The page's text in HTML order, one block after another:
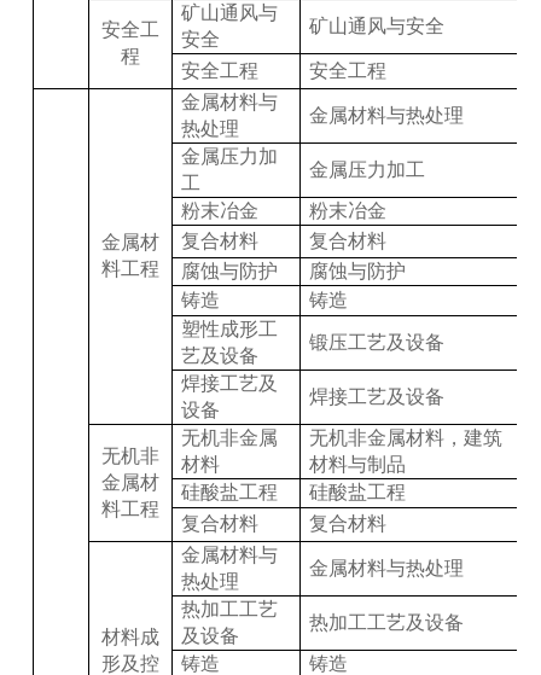
安全工
程
矿山通风与
安全
矿山通风与安全
安全工程 安全工程
金属材
料工程
金属材料与
热处理
金属材料与热处理
金属压力加
工
金属压力加工
粉末冶金
粉末冶金
复合材料
复合材料
腐蚀与防护
腐蚀与防护
铸造
铸造
塑性成形工
艺及设备
锻压工艺及设备
焊接工艺及
设备
焊接工艺及设备
无机非
金属材
料工程
无机非金属
材料
无机非金属材料，建筑
材料与制品
硅酸盐工程
硅酸盐工程
复合材料
复合材料
材料成
形及控
金属材料与
热处理
金属材料与热处理
热加工工艺
及设备
热加工工艺及设备
铸造
铸造